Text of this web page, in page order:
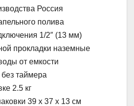
Россия
полива
1/2″ (13 мм)
прокладки наземные
от емкости
таймера
2.5 кг
39 x 37 x 13 см